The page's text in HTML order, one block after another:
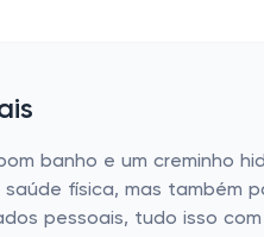
banho e um creminho
física, mas também
pessoais, tudo isso